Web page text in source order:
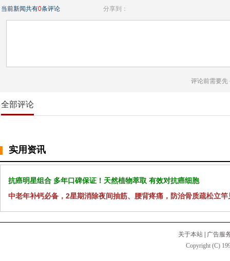
当前新闻共有0条评论 分享到：
评论前需要先
全部评论
实用资讯
抗癌明星组合 多年口碑保证！天然植物萃取 有效对抗癌细胞
中老年补钙必备，2星期消除夜间抽筋、腰背疼痛，防治骨质疏松立竿
关于本站
广告服
Copyright (C)